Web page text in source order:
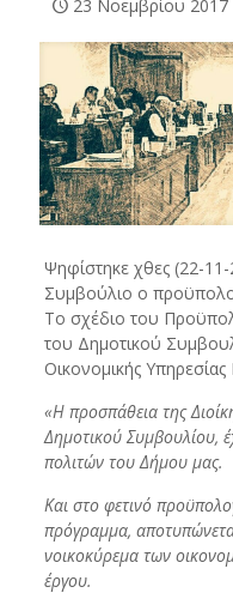
23 Νοεμβρίου 2017
Ψηφίστηκε χθες (22-
Συμβούλιο ο
Το σχέδιο του
του Δημοτικού
Οικονομικής
«Η προσπάθεια της
Δημοτικού Συμβουλίου,
πολιτών του Δήμου μας.
Και στο φετινό
πρόγραμμα,
νοικοκύρεμα των
έργου.